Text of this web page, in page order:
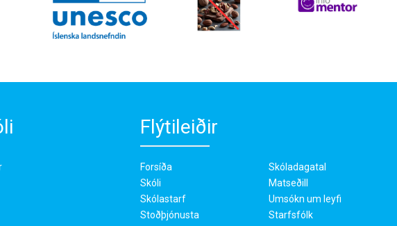
Flýtileiðir
Forsíða
Skóli
Skólastarf
Stoðþjónusta
Skóladagatal
Matseðill
Umsókn um leyfi
Starfsfólk